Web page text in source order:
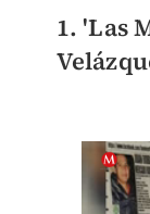
1. 'Las